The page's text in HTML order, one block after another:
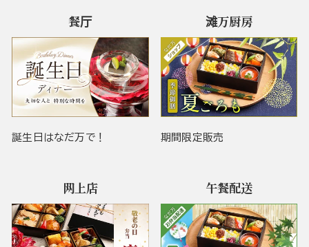
餐厅
誕生日はなだ万で！
滩万厨房
期間限定販売
网上店 午餐配送